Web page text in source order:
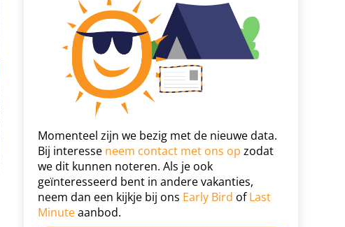
Momenteel zijn we bezig met de nieuwe data.
Bij interesse neem contact met ons op zodat
we dit kunnen noteren. Als je ook
geïnteresseerd bent in andere vakanties,
neem dan een kijkje bij ons Early Bird ofLast
Minuteaanbod.